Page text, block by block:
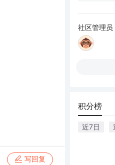
写回复
社区管理员
积分榜
近7日